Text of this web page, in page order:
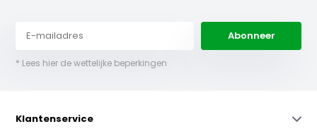
Abonneer
* Lees hier de wettelijke beperkingen
Klantenservice